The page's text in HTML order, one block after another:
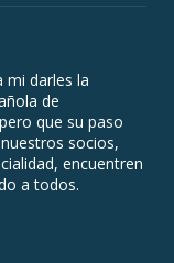
mi darles la
de
que su paso
socios,
encuentren
a todos.